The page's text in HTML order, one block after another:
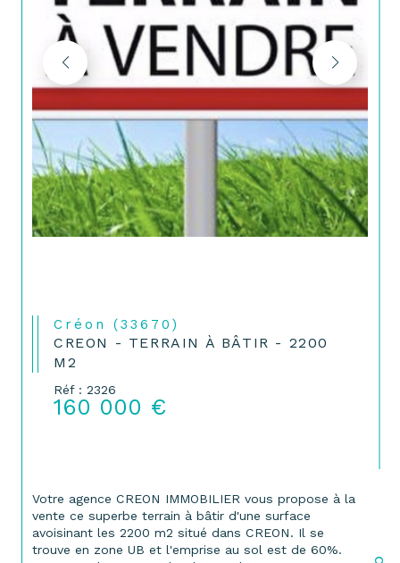
Créon (33670)
CREON - TERRAIN À BÂTIR - 2200
M2
Réf : 2326
160 000 €
Votre agence CREON IMMOBILIER vous propose à la
vente ce superbe terrain à bâtir d'une surface
avoisinant les 2200 m2 situé dans CREON. Il se
trouve en zone UB et l'emprise au sol est de 60%.